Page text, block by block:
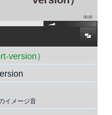
00:00
version）
イメージ音